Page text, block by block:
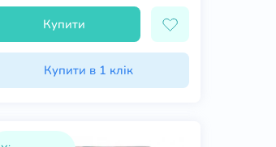
Купити
Купити в 1 клік